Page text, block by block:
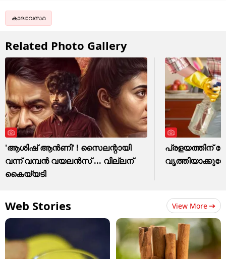
കാലാവസ്ഥ
Related Photo Gallery
'ആശിഷ് ആൻണി' ! സൈലന്റായി
വന്ന് വമ്പൻ വയലൻസ് ... വില്ലന്
കൈയ്യടി
പ്രളയത്തിന്
Web Stories View More